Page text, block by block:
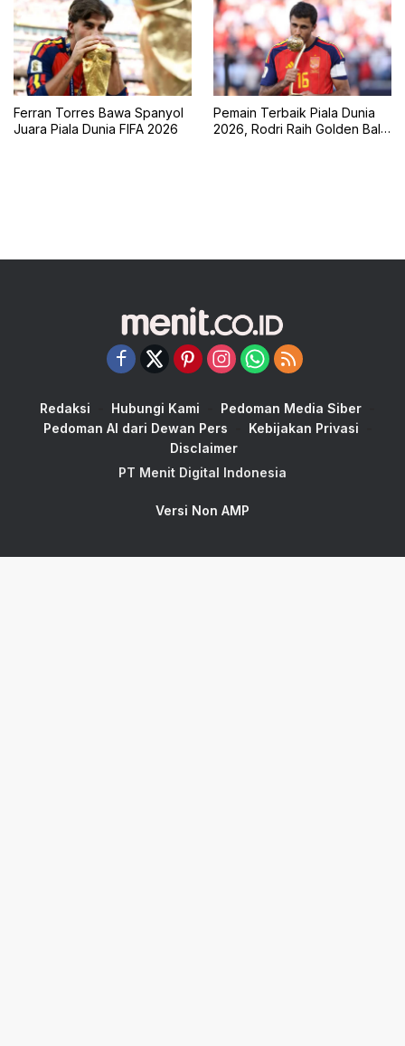
Ferran Torres Bawa Spanyol
Juara Piala Dunia FIFA 2026
Pemain Terbaik Piala Dunia
2026, Rodri Raih Golden Ball
Redaksi Hubungi Kami
Pedoman Media Siber
Pedoman AI dari Dewan Pers
Kebijakan Privasi
Disclaimer
PT Menit Digital Indonesia
Versi Non AMP